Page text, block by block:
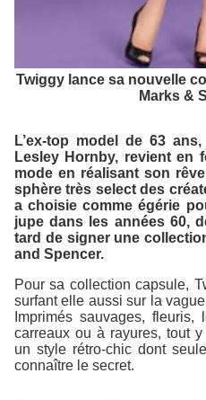
Twiggy lance sa nouvelle
Marks &
L’ex-top model de 63
Lesley Hornby, revient en
mode en réalisant son
sphère très select des
a choisie comme égérie
jupe dans les années 60,
tard de signer une
and Spencer.
Pour sa collection capsule,
surfant elle aussi sur la
Imprimés sauvages,
carreaux ou à rayures, tout
un style rétro-chic dont
connaître le secret.